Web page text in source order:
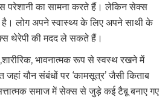
का सामना करते हैं। लेकिन सेक्स
है। लोग अपने स्वास्थ्य के लिए अपने साथी के
थेरेपी की मदद ले सकते हैं।
भावनात्मक रूप से स्वस्थ रखने में
यौन संबंधों पर ‘कामसूत्र’ जैसी किताब
समाज में सेक्स से जुड़े कई टैबू बनाए गए